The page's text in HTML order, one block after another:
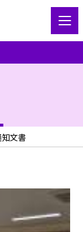
知文書